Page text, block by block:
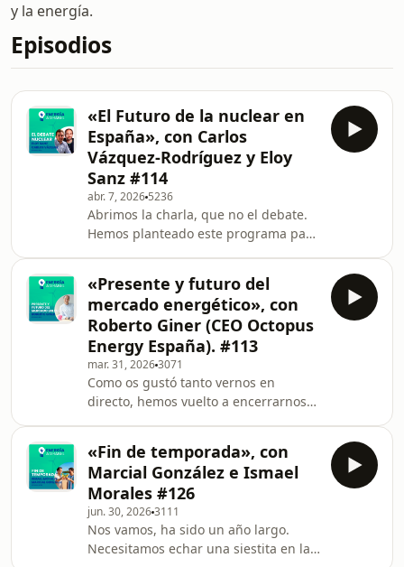
y la energía.
Episodios
«El Futuro de la nuclear en
España», con Carlos
Vázquez-Rodríguez y Eloy
Sanz #114
abr. 7, 2026 5236
Abrimos la charla, que no el debate.
Hemos planteado este programa para
especialmente, en España. Lo hemos
plantado a modo debate, pero un
debate sosegado y desde los datos y
los criterios técnicos. Para ello
contamos con dos expertos en la
materia: Eloy Sanz (Doctor en
Ingeniería Química, profesor titular
de la Universida
«Presente y futuro del
mercado energético», con
Roberto Giner (CEO Octopus
Energy España). #113
mar. 31, 20263071
Como os gustó tanto vernos en
directo, hemos vuelto a encerrarnos
para vernos juntos un par de veces al
año. Así que como vuestros deseos
son órdenes para nosotros, aquí nos
tenéis. En ese episodio, volvemos a
contar con el gran Roberto Giner, CEO
de Octopus Energy España, para
«Fin de temporada», con
Marcial González e Ismael
Morales #126
jun. 30, 20263111
Nos vamos, ha sido un año largo.
Necesitamos echar una siestita en la